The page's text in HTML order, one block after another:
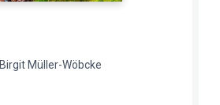
Birgit Müller-Wöbcke